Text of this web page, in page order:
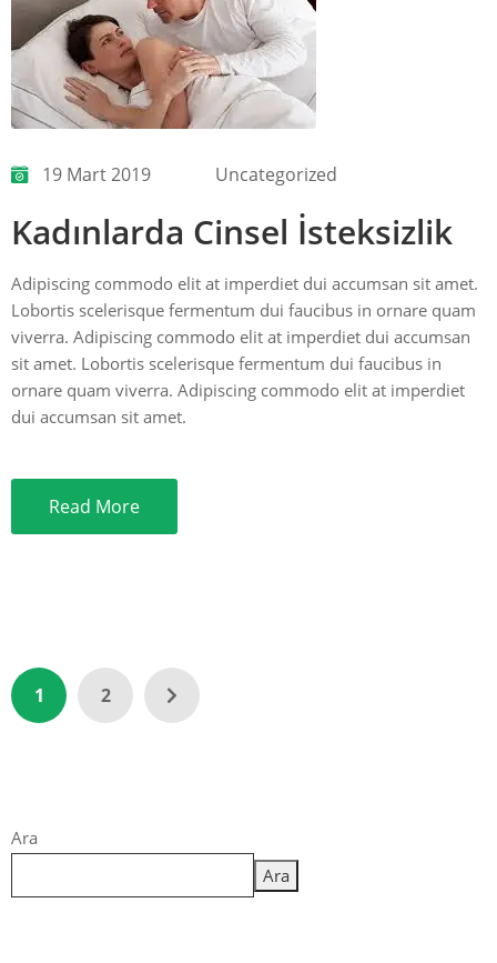
19 Mart 2019 Uncategorized
Kadınlarda Cinsel İsteksizlik
Adipiscing commodo elit at imperdiet dui accumsan sit amet.
Lobortis scelerisque fermentum dui faucibus in ornare quam
viverra. Adipiscing commodo elit at imperdiet dui accumsan
sit amet. Lobortis scelerisque fermentum dui faucibus in
ornare quam viverra. Adipiscing commodo elit at imperdiet
dui accumsan sit amet.
Read More
1 2
Ara
Ara